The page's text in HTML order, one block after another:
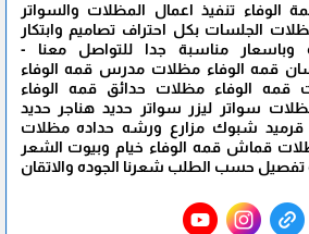
تنفيذ اعمال المظلات والسواتر
الجلسات بكل احتراف تصاميم وابتكار
مناسبة جدا للتواصل معنا -
لكسان قمه الوفاء مظلات مدرس قمه الوفاء
الوفاء مظلات حدائق قمه الوفاء
سواتر ليزر سواتر حديد هناجر حديد
قرميد شبوك مزارع ورشه حداده مظلات
قماش قمه الوفاء خيام وبيوت الشعر
تفصيل حسب الطلب شعرنا الجوده والاتقان